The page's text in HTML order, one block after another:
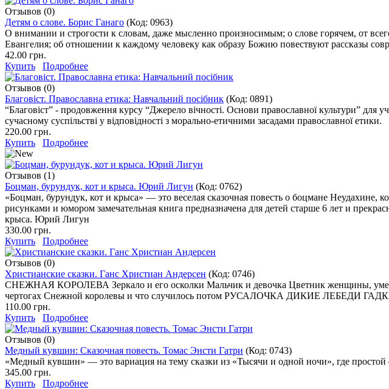
Отзывов (0)
Детям о слове. Борис Ганаго (Код: 0963)
О внимании и строгости к словам, даже мысленно произносимым; о слове горячем, от
Евангелия; об отношении к каждому человеку как образу Божию повествуют рассказы
42.00 грн.
Купить
Подробнее
Отзывов (0)
Благовіст. Православна етика: Навчальний посібник (Код: 0891)
“Благовіст” - продовження курсу “Джерело вічності. Основи православної культури” для
сучасному суспільстві у відповідності з морально-етичними засадами православної етики.
220.00 грн.
Купить
Подробнее
Отзывов (1)
Боцман, бурундук, кот и крыса. Юрий Лигун (Код: 0762)
«Боцман, бурундук, кот и крыса» — это веселая сказочная повесть о боцмане Неудахине,
рисунками и юмором замечательная книга предназначена для детей старше 6 лет и
крыса. Юрий Лигун
330.00 грн.
Купить
Подробнее
Отзывов (0)
Христианские сказки. Ганс Христиан Андерсен (Код: 0746)
СНЕЖНАЯ КОРОЛЕВА Зеркало и его осколки Мальчик и девочка Цветник женщины,
чертогах Снежной королевы и что случилось потом РУСАЛОЧКА ДИКИЕ
110.00 грн.
Купить
Подробнее
Отзывов (0)
Медный кувшин: Сказочная повесть. Томас Энсти Гатри (Код: 0743)
«Медный кувшин» — это вариация на тему сказки из «Тысячи и одной ночи», где
345.00 грн.
Купить
Подробнее